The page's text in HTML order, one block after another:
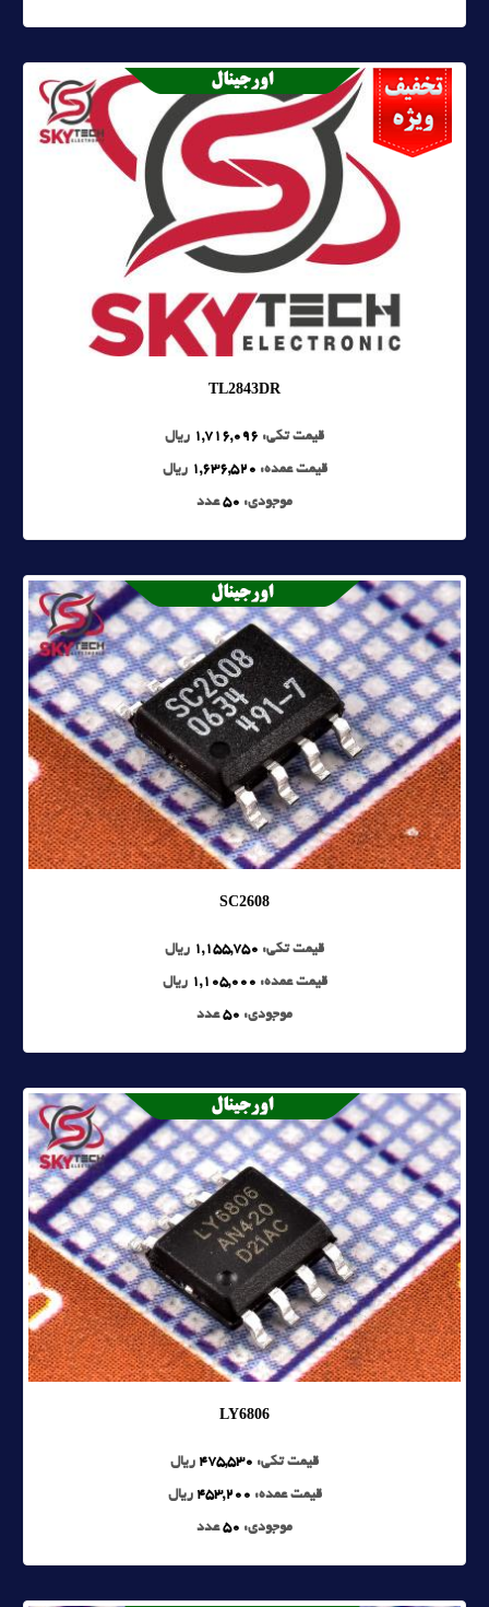
TL2843DR
قیمت تکی: 1,716,096 ریال
قیمت عمده: 1,636,520 ریال
موجودی: 50عدد
SC2608
قیمت تکی: 1,155,750 ریال
قیمت عمده: 1,105,000 ریال
موجودی: 50عدد
LY6806
قیمت تکی: 475,530 ریال
قیمت عمده: 453,200 ریال
موجودی: 50عدد